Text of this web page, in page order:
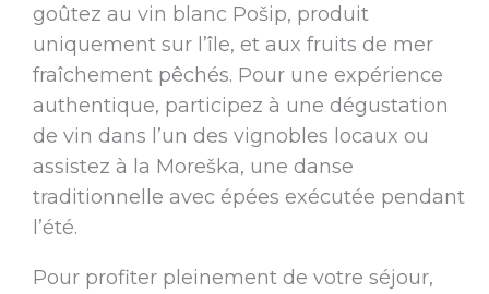
goûtez au vin blanc Pošip, produit
uniquement sur l’île, et aux fruits de mer
fraîchement pêchés. Pour une expérience
authentique, participez à une dégustation
de vin dans l’un des vignobles locaux ou
assistez à la Moreška, une danse
traditionnelle avec épées exécutée pendant
l’été.
Pour profiter pleinement de votre séjour,